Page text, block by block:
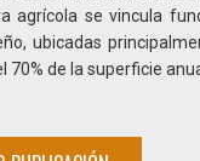
agrícola se vincula
ubicadas
70% de la superficie